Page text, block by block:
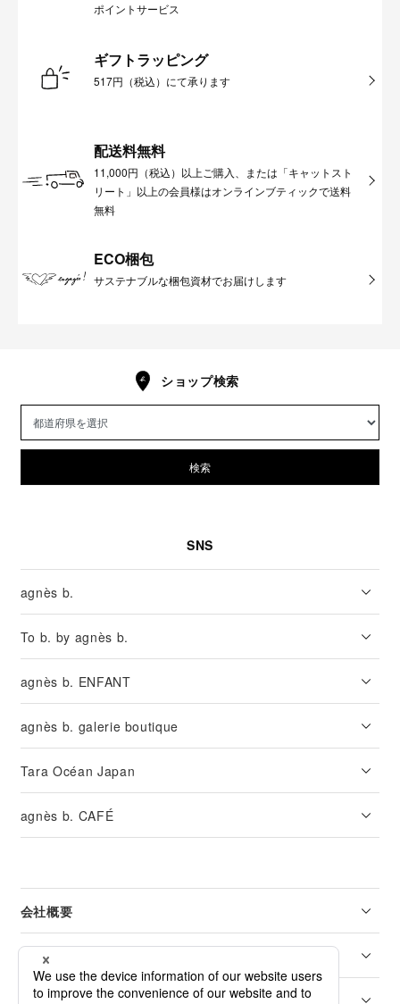
ポイントサービス
ギフトラッピング
517円（税込）にて承ります
配送料無料
11,000円（税込）以上ご購入、または「キャットスト
リート」以上の会員様はオンラインブティックで送料
無料
ECO梱包
サステナブルな梱包資材でお届けします
ショップ検索
検索
SNS
agnès b.
To b. by agnès b.
agnès b. ENFANT
agnès b. galerie boutique
Tara Océan Japan
agnès b. CAFÉ
会社概要
リーガル
カスタマーサービス